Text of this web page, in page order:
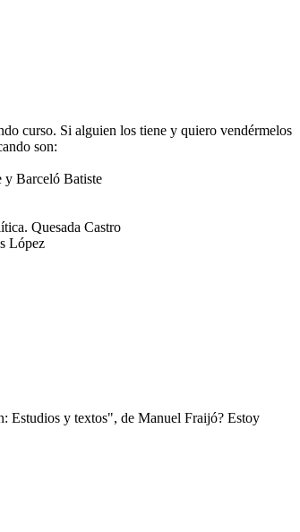
curso. Si alguien los tiene y quiero vendérmelos
son:
y Barceló Batiste
Quesada Castro
López
Estudios y textos", de Manuel Fraijó? Estoy